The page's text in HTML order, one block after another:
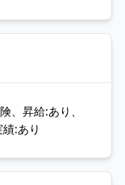
、昇給:あり、
:あり